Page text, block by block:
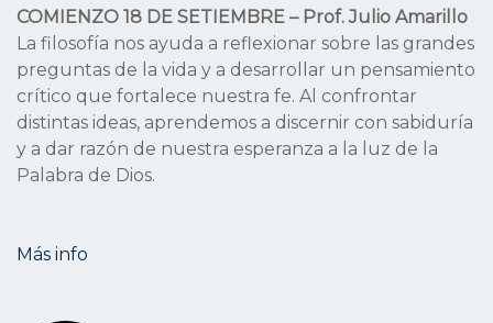
COMIENZO 18 DE SETIEMBRE – Prof. Julio Amarillo
La filosofía nos ayuda a reflexionar sobre las grandes
preguntas de la vida y a desarrollar un pensamiento
crítico que fortalece nuestra fe. Al confrontar
distintas ideas, aprendemos a discernir con sabiduría
y a dar razón de nuestra esperanza a la luz de la
Palabra de Dios.
Más info